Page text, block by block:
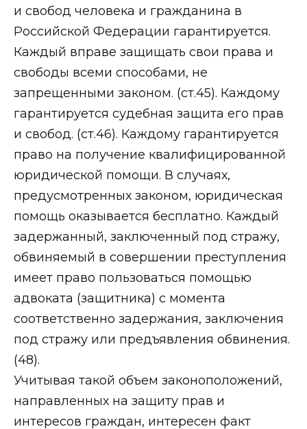
и свобод человека и гражданина в
Российской Федерации гарантируется.
Каждый вправе защищать свои права и
свободы всеми способами, не
запрещенными законом. (ст.45). Каждому
гарантируется судебная защита его прав
и свобод. (ст.46). Каждому гарантируется
право на получение квалифицированной
юридической помощи. В случаях,
предусмотренных законом, юридическая
помощь оказывается бесплатно. Каждый
задержанный, заключенный под стражу,
обвиняемый в совершении преступления
имеет право пользоваться помощью
адвоката (защитника) с момента
соответственно задержания, заключения
под стражу или предъявления обвинения.
(48).
Учитывая такой объем законоположений,
направленных на защиту прав и
интересов граждан, интересен факт